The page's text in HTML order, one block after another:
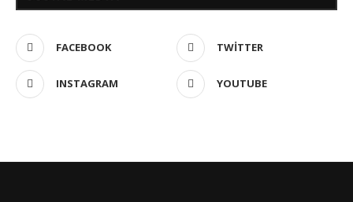
FACEBOOK TWITTER
INSTAGRAM YOUTUBE